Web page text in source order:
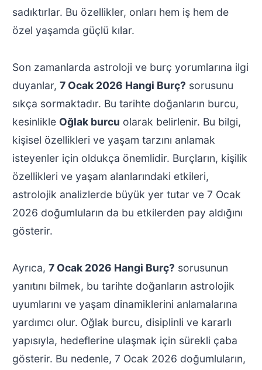
sadıktırlar. Bu özellikler, onları hem iş hem de
özel yaşamda güçlü kılar.
Son zamanlarda astroloji ve burç yorumlarına ilgi
duyanlar, 7 Ocak 2026 Hangi Burç? sorusunu
sıkça sormaktadır. Bu tarihte doğanların burcu,
kesinlikle Oğlak burcu olarak belirlenir. Bu bilgi,
kişisel özellikleri ve yaşam tarzını anlamak
isteyenler için oldukça önemlidir. Burçların, kişilik
özellikleri ve yaşam alanlarındaki etkileri,
astrolojik analizlerde büyük yer tutar ve 7 Ocak
2026 doğumluların da bu etkilerden pay aldığını
gösterir.
Ayrıca, 7 Ocak 2026 Hangi Burç? sorusunun
yanıtını bilmek, bu tarihte doğanların astrolojik
uyumlarını ve yaşam dinamiklerini anlamalarına
yardımcı olur. Oğlak burcu, disiplinli ve kararlı
yapısıyla, hedeflerine ulaşmak için sürekli çaba
gösterir. Bu nedenle, 7 Ocak 2026 doğumluların,